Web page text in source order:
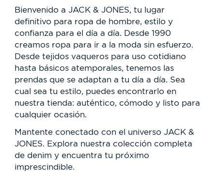
Bienvenido a JACK & JONES, tu lugar
definitivo para ropa de hombre, estilo y
confianza para el día a día. Desde 1990
creamos ropa para ir a la moda sin esfuerzo.
Desde tejidos vaqueros para uso cotidiano
hasta básicos atemporales, tenemos las
prendas que se adaptan a tu día a día. Sea
cual sea tu estilo, puedes encontrarlo en
nuestra tienda: auténtico, cómodo y listo para
cualquier ocasión.
Mantente conectado con el universo JACK &
JONES. Explora nuestra colección completa
de denim y encuentra tu próximo
imprescindible.